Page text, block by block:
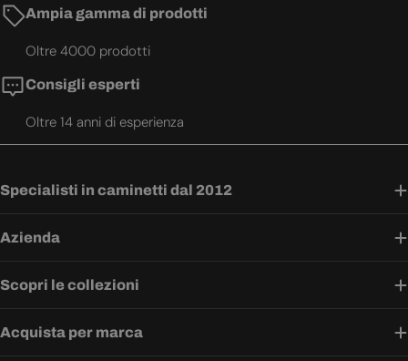
Ampia gamma di prodotti
Oltre 4000 prodotti
Consigli esperti
Oltre 14 anni di esperienza
Specialisti in caminetti dal 2012
Azienda
Scopri le collezioni
Acquista per marca